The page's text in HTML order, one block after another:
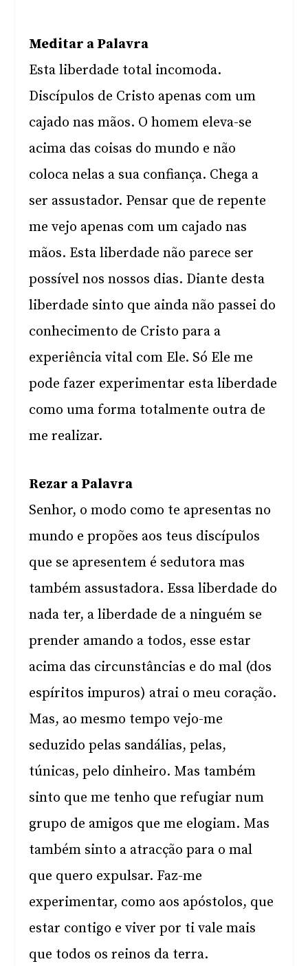
Meditar a Palavra
Esta liberdade total incomoda.
Discípulos de Cristo apenas com um
cajado nas mãos. O homem eleva-se
acima das coisas do mundo e não
coloca nelas a sua confiança. Chega a
ser assustador. Pensar que de repente
me vejo apenas com um cajado nas
mãos. Esta liberdade não parece ser
possível nos nossos dias. Diante desta
liberdade sinto que ainda não passei do
conhecimento de Cristo para a
experiência vital com Ele. Só Ele me
pode fazer experimentar esta liberdade
como uma forma totalmente outra de
me realizar.
Rezar a Palavra
Senhor, o modo como te apresentas no
mundo e propões aos teus discípulos
que se apresentem é sedutora mas
também assustadora. Essa liberdade do
nada ter, a liberdade de a ninguém se
prender amando a todos, esse estar
acima das circunstâncias e do mal (dos
espíritos impuros) atrai o meu coração.
Mas, ao mesmo tempo vejo-me
seduzido pelas sandálias, pelas,
túnicas, pelo dinheiro. Mas também
sinto que me tenho que refugiar num
grupo de amigos que me elogiam. Mas
também sinto a atracção para o mal
que quero expulsar. Faz-me
experimentar, como aos apóstolos, que
estar contigo e viver por ti vale mais
que todos os reinos da terra.